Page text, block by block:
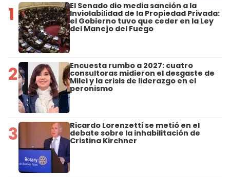
1 El Senado dio media sanción a la
Inviolabilidad de la Propiedad Privada:
el Gobierno tuvo que ceder en la Ley
del Manejo del Fuego
2 Encuesta rumbo a 2027: cuatro
consultoras midieron el desgaste de
Milei y la crisis de liderazgo en el
peronismo
3 Ricardo Lorenzetti se metió en el
debate sobre la inhabilitación de
Cristina Kirchner